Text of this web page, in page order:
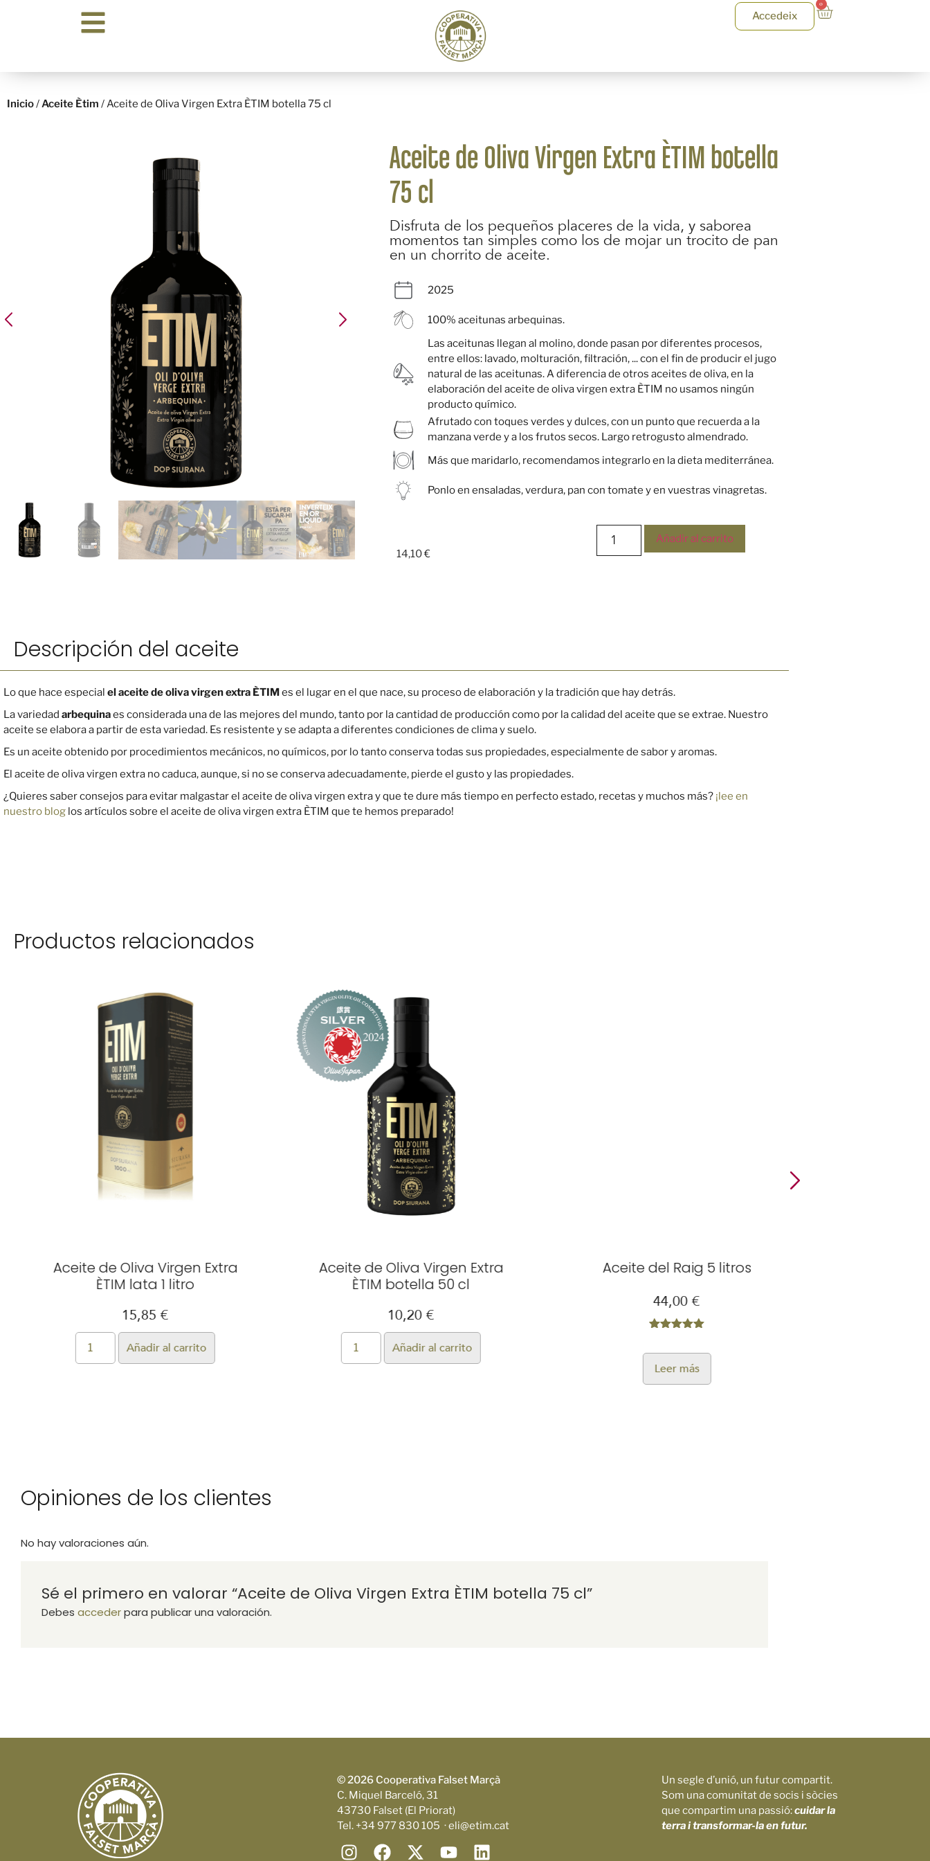
Accedeix
0
Inicio/Aceite Ètim / Aceite de Oliva Virgen Extra ÈTIM botella 75 cl
Aceite de Oliva Virgen Extra ÈTIM botella
75 cl
Disfruta de los pequeños placeres de la vida, y saborea
momentos tan simples como los de mojar un trocito de pan
en un chorrito de aceite.
2025
100% aceitunas arbequinas.
Las aceitunas llegan al molino, donde pasan por diferentes procesos,
entre ellos: lavado, molturación, filtración, ... con el fin de producir el jugo
natural de las aceitunas. A diferencia de otros aceites de oliva, en la
elaboración del aceite de oliva virgen extra ÈTIM no usamos ningún
producto químico.
Afrutado con toques verdes y dulces, con un punto que recuerda a la
manzana verde y a los frutos secos. Largo retrogusto almendrado.
Más que maridarlo, recomendamos integrarlo en la dieta mediterránea.
Ponlo en ensaladas, verdura, pan con tomate y en vuestras vinagretas.
14,10€
Añadir al carrito
Descripción del aceite
Lo que hace especial el aceite de oliva virgen extra ÈTIMes el lugar en el que nace, su proceso de elaboración y la tradición que hay detrás.
La variedad arbequinaes considerada una de las mejores del mundo, tanto por la cantidad de producción como por la calidad del aceite que se extrae. Nuestro
aceite se elabora a partir de esta variedad. Es resistente y se adapta a diferentes condiciones de clima y suelo.
Es un aceite obtenido por procedimientos mecánicos, no químicos, por lo tanto conserva todas sus propiedades, especialmente de sabor y aromas.
El aceite de oliva virgen extra no caduca, aunque, si no se conserva adecuadamente, pierde el gusto y las propiedades.
¿Quieres saber consejos para evitar malgastar el aceite de oliva virgen extra y que te dure más tiempo en perfecto estado, recetas y muchos más? ¡lee en
nuestro blog los artículos sobre el aceite de oliva virgen extra ÈTIM que te hemos preparado!
Productos relacionados
Aceite de Oliva Virgen Extra
ÈTIM lata 1 litro
15,85€
Añadir al carrito
Aceite de Oliva Virgen Extra
ÈTIM botella 50 cl
10,20€
Añadir al carrito
Aceite del Raig 5 litros
44,00€
de 5
Leer más
Opiniones de los clientes
No hay valoraciones aún.
Sé el primero en valorar “Aceite de Oliva Virgen Extra ÈTIM botella 75 cl”
Debes accederpara publicar una valoración.
© 2026 Cooperativa Falset Marçà
C. Miquel Barceló, 31
43730 Falset (El Priorat)
Tel. +34 977 830 105 · eli@etim.cat
Un segle d’unió, un futur compartit.
Som una comunitat de socis i sòcies
que compartim una passió:cuidar la
terra i transformar-la en futur.